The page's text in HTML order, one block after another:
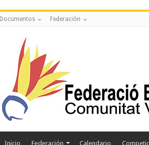
Documentos Federación
Inicio Federación Calendario